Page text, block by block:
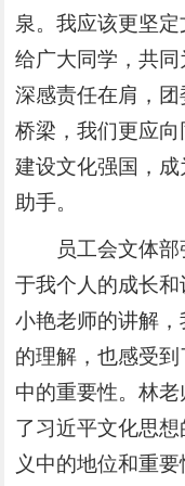
泉。我应该更坚
给广大同学，共
深感责任在肩，
桥梁，我们更应
建设文化强国，
助手。
员工会文体
于我个人的成长
小艳老师的讲解
的理解，也感受
中的重要性。林
了习近平文化思
义中的地位和重